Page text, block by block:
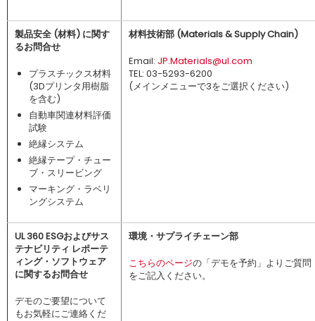
製品安全 (材料) に関す
るお問合せ
プラスチックス材料
(3Dプリンタ用樹脂
を含む)
自動車関連材料評価
試験
絶縁システム
絶縁テープ・チュー
ブ・スリービング
マーキング・ラベリ
ングシステム
材料技術部 (Materials & Supply Chain)
Email: JP.Materials@ul.com
TEL: 03-5293-6200
(メインメニューで3をご選択ください)
UL 360 ESGおよびサス
テナビリティ レポーテ
ィング・ソフトウェア
に関するお問合せ
デモのご要望について
もお気軽にご連絡くだ
環境・サプライチェーン部
こちらのページの「デモを予約」よりご質問
をご記入ください。